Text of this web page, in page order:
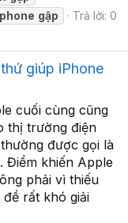
gập
Trả lời: 0
giúp iPhone
cuối cùng cũng
thị trường điện
được gọi là
Điểm khiến Apple
phải vì thiếu
rất khó giải